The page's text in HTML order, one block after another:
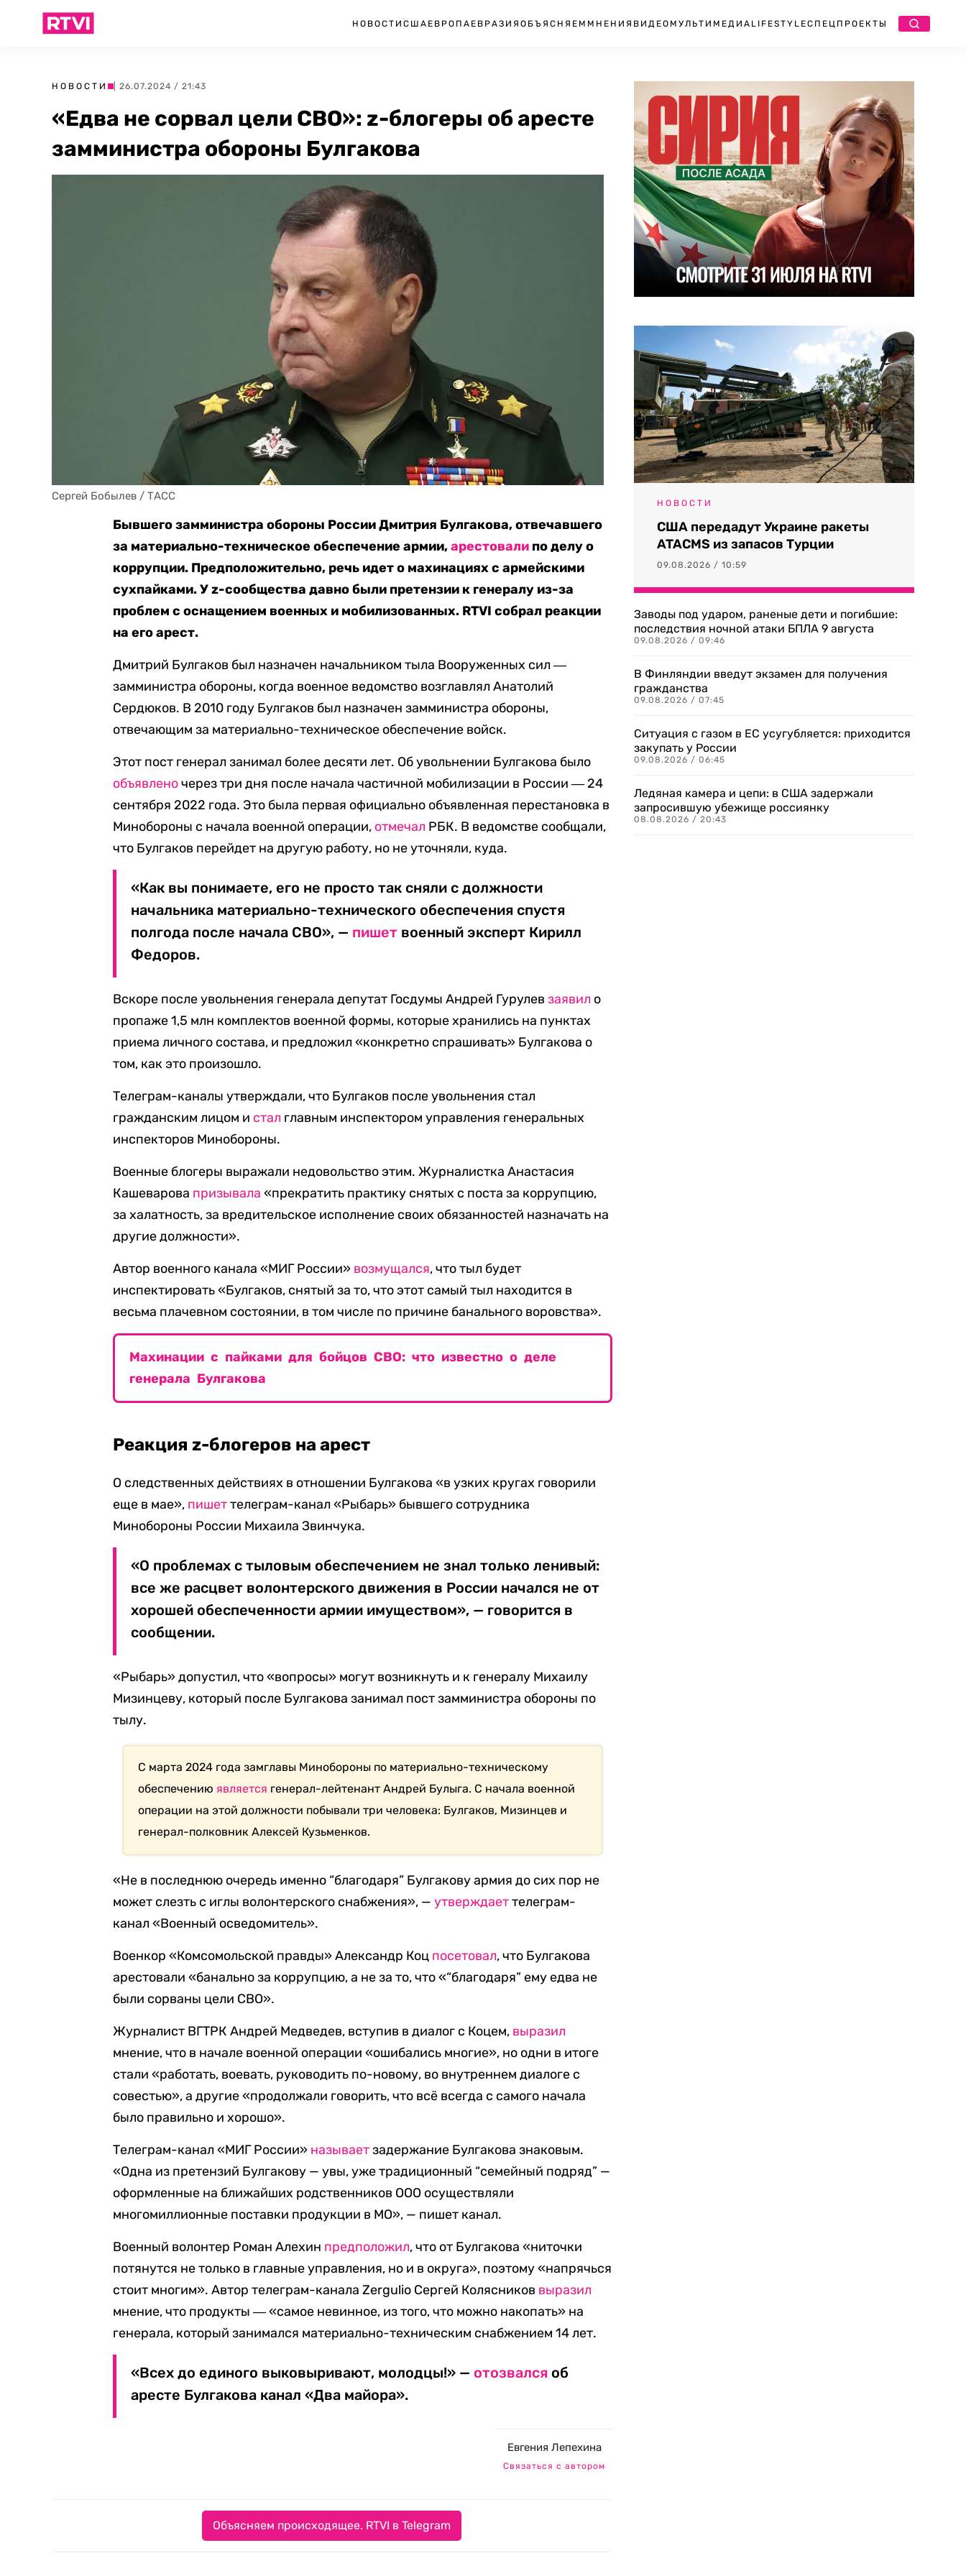
НОВОСТИ США ЕВРОПА ЕВРАЗИЯ ОБЪЯСНЯЕМ МНЕНИЯ ВИДЕО МУЛЬТИМЕДИА LIFESTYLEСПЕЦПРОЕКТЫ
НОВОСТИ | 26.07.2024 / 21:43
«Едва не сорвал цели СВО»: z-блогеры об аресте
замминистра обороны Булгакова
Сергей Бобылев / ТАСС
Бывшего замминистра обороны России Дмитрия Булгакова, отвечавшего
за материально-техническое обеспечение армии,арестовали по делу о
коррупции. Предположительно, речь идет о махинациях с армейскими
сухпайками. У z-сообщества давно были претензии к генералу из-за
проблем с оснащением военных и мобилизованных. RTVI собрал реакции
на его арест.
Дмитрий Булгаков был назначен начальником тыла Вооруженных сил ―
замминистра обороны, когда военное ведомство возглавлял Анатолий
Сердюков. В 2010 году Булгаков был назначен замминистра обороны,
отвечающим за материально-техническое обеспечение войск.
Этот пост генерал занимал более десяти лет. Об увольнении Булгакова было
объявленочерез три дня после начала частичной мобилизации в России ― 24
сентября 2022 года. Это была первая официально объявленная перестановка в
Минобороны с начала военной операции, отмечал РБК. В ведомстве сообщали,
что Булгаков перейдет на другую работу, но не уточняли, куда.
«Как вы понимаете, его не просто так сняли с должности
начальника материально-технического обеспечения спустя
полгода после начала СВО», — пишет военный эксперт Кирилл
Федоров.
Вскоре после увольнения генерала депутат Госдумы Андрей Гурулевзаявил о
пропаже 1,5 млн комплектов военной формы, которые хранились на пунктах
приема личного состава, и предложил «конкретно спрашивать» Булгакова о
том, как это произошло.
Телеграм-каналы утверждали, что Булгаков после увольнения стал
гражданским лицом и стал главным инспектором управления генеральных
инспекторов Минобороны.
Военные блогеры выражали недовольство этим. Журналистка Анастасия
Кашеварова призывала «прекратить практику снятых с поста за коррупцию,
за халатность, за вредительское исполнение своих обязанностей назначать на
другие должности».
Автор военного канала «МИГ России» возмущался, что тыл будет
инспектировать «Булгаков, снятый за то, что этот самый тыл находится в
весьма плачевном состоянии, в том числе по причине банального воровства».
Махинации с пайками для бойцов СВО: что известно о деле
генерала Булгакова
Реакция z-блогеров на арест
О следственных действиях в отношении Булгакова «в узких кругах говорили
еще в мае», пишеттелеграм-канал «Рыбарь» бывшего сотрудника
Минобороны России Михаила Звинчука.
«О проблемах с тыловым обеспечением не знал только ленивый:
все же расцвет волонтерского движения в России начался не от
хорошей обеспеченности армии имуществом», — говорится в
сообщении.
«Рыбарь» допустил, что «вопросы» могут возникнуть и к генералу Михаилу
Мизинцеву, который после Булгакова занимал пост замминистра обороны по
тылу.
С марта 2024 года замглавы Минобороны по материально-техническому
обеспечению является генерал-лейтенант Андрей Булыга. С начала военной
операции на этой должности побывали три человека: Булгаков, Мизинцев и
генерал-полковник Алексей Кузьменков.
«Не в последнюю очередь именно “благодаря” Булгакову армия до сих пор не
может слезть с иглы волонтерского снабжения», —утверждаеттелеграм-
канал «Военный осведомитель».
Военкор «Комсомольской правды» Александр Коц посетовал, что Булгакова
арестовали «банально за коррупцию, а не за то, что «“благодаря” ему едва не
были сорваны цели СВО».
Журналист ВГТРК Андрей Медведев, вступив в диалог с Коцем, выразил
мнение, что в начале военной операции «ошибались многие», но одни в итоге
стали «работать, воевать, руководить по-новому, во внутреннем диалоге с
совестью», а другие «продолжали говорить, что всё всегда с самого начала
было правильно и хорошо».
Телеграм-канал «МИГ России» называетзадержание Булгакова знаковым.
«Одна из претензий Булгакову — увы, уже традиционный “семейный подряд” —
оформленные на ближайших родственников ООО осуществляли
многомиллионные поставки продукции в МО», — пишет канал.
Военный волонтер Роман Алехин предположил, что от Булгакова «ниточки
потянутся не только в главные управления, но и в округа», поэтому «напрячься
стоит многим». Автор телеграм-канала Zergulio Сергей Колясников выразил
мнение, что продукты ― «самое невинное, из того, что можно накопать» на
генерала, который занимался материально-техническим снабжением 14 лет.
«Всех до единого выковыривают, молодцы!» — отозвался об
аресте Булгакова канал «Два майора».
Евгения Лепехина
Связаться с автором
Объясняем происходящее. RTVI в Telegram
НОВОСТИ
США передадут Украине ракеты
ATACMS из запасов Турции
09.08.2026 / 10:59
Заводы под ударом, раненые дети и погибшие:
последствия ночной атаки БПЛА 9 августа
09.08.2026 / 09:46
В Финляндии введут экзамен для получения
гражданства
09.08.2026 / 07:45
Ситуация с газом в ЕС усугубляется: приходится
закупать у России
09.08.2026 / 06:45
Ледяная камера и цепи: в США задержали
запросившую убежище россиянку
08.08.2026 / 20:43